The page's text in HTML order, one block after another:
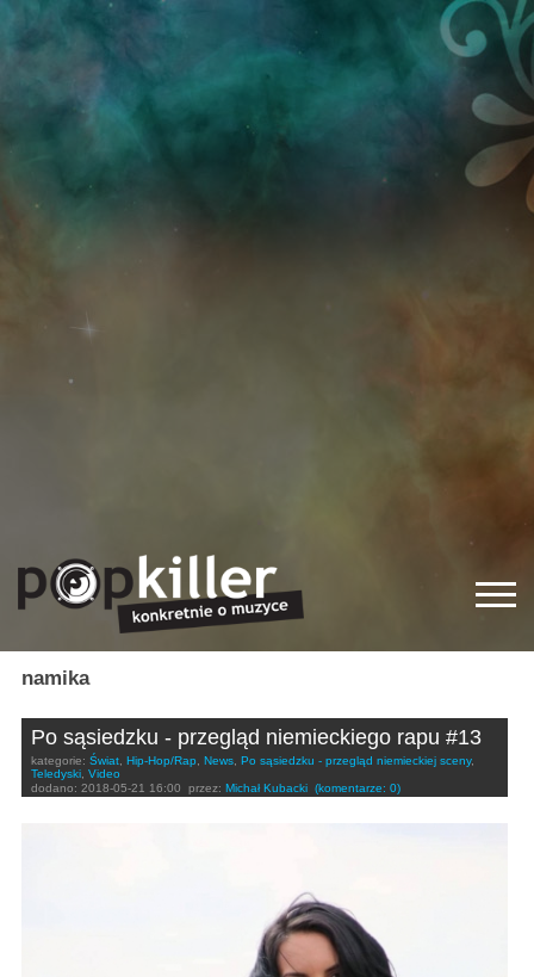
namika
Po sąsiedzku - przegląd niemieckiego rapu #13
kategorie: Świat, Hip-Hop/Rap, News, Po sąsiedzku - przegląd niemieckiej sceny,
Teledyski, Video
dodano: 2018-05-21 16:00 przez: Michał Kubacki (komentarze: 0)